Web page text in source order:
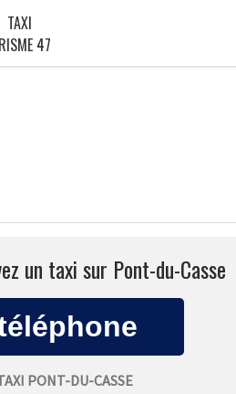
TAXI
47
un taxi sur Pont-du-Casse
PONT-DU-CASSE